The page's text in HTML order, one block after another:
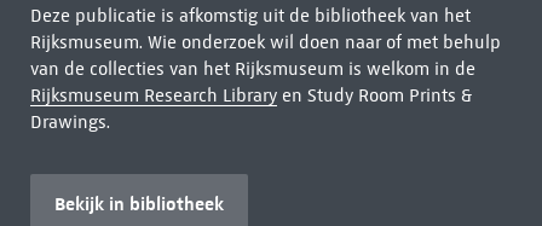
Deze publicatie is afkomstig uit de bibliotheek van het
Rijksmuseum. Wie onderzoek wil doen naar of met behulp
van de collecties van het Rijksmuseum is welkom in de
Rijksmuseum Research Libraryen Study Room Prints &
Drawings.
Bekijk in bibliotheek